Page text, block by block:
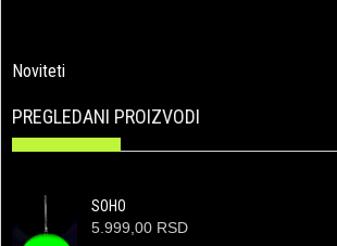
Noviteti
PREGLEDANI PROIZVODI
SOHO
5.999,00 RSD